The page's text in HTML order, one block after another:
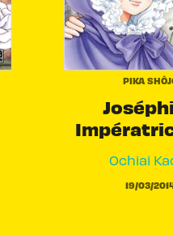
PIKA
Ochiai
19/03/